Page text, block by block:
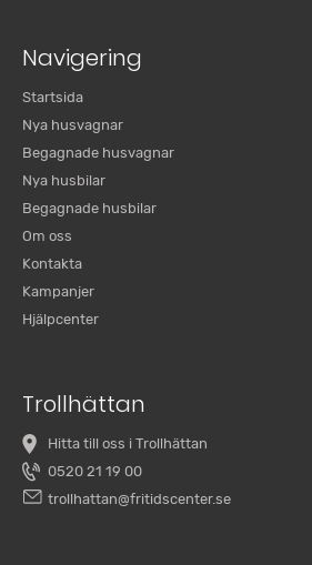
Navigering
Startsida
Nya husvagnar
Begagnade husvagnar
Nya husbilar
Begagnade husbilar
Om oss
Kontakta
Kampanjer
Hjälpcenter
Trollhättan
Hitta till oss i Trollhättan
0520 21 19 00
trollhattan@fritidscenter.se